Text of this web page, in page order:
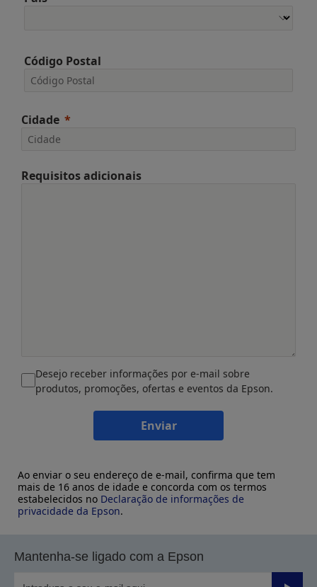
Código Postal
Cidade
Requisitos adicionais
Desejo receber informações por e-mail sobre
produtos, promoções, ofertas e eventos da Epson.
Enviar
Ao enviar o seu endereço de e-mail, confirma que tem
mais de 16 anos de idade e concorda com os termos
estabelecidos no Declaração de informações de
privacidade da Epson.
Mantenha-se ligado com a Epson